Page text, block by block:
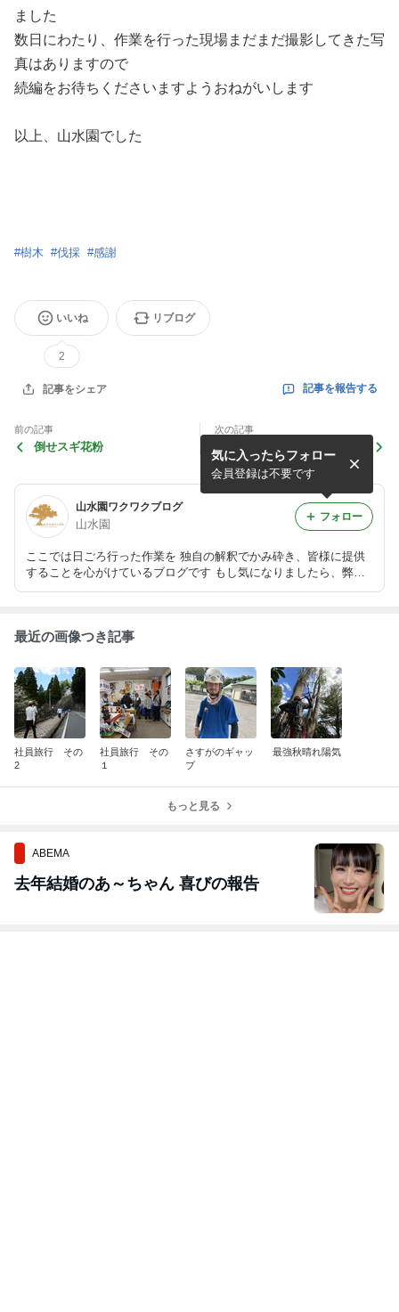
ました
数日にわたり、作業を行った現場まだまだ撮影してきた写
真はありますので
続編をお待ちくださいますようおねがいします
以上、山水園でした
#樹木 #伐採 #感謝
いいね
2
リブログ
記事をシェア 記事を報告する
前の記事
倒せスギ花粉
次の記事
それは春になる少し前のお話
山水園ワクワクブログ
山水園
ここでは日ごろ行った作業を 独自の解釈でかみ砕き、皆様に提供
することを心がけているブログです もし気になりましたら、弊社H
気に入ったらフォロー
会員登録は不要です
フォロー
最近の画像つき記事
社員旅行 その
2
社員旅行 その
１
さすがのギャッ
プ
最強秋晴れ陽気
もっと見る
ABEMA
去年結婚のあ～ちゃん 喜びの報告